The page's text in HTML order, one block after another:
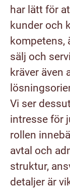
har lätt för
kunder och
kompetens,
sälj och
kräver även
Vi ser
intresse för
rollen
avtal och
struktur,
detaljer är